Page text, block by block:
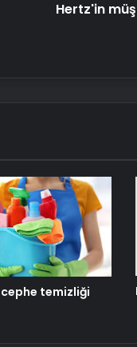
Hertz'in
cephe temizliği